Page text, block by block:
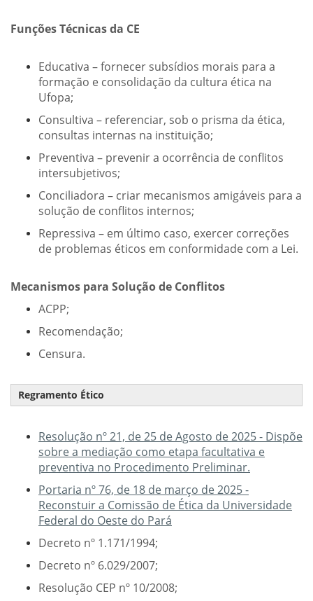
Funções Técnicas da CE
Educativa – fornecer subsídios morais para a
formação e consolidação da cultura ética na
Ufopa;
Consultiva – referenciar, sob o prisma da ética,
consultas internas na instituição;
Preventiva – prevenir a ocorrência de conflitos
intersubjetivos;
Conciliadora – criar mecanismos amigáveis para a
solução de conflitos internos;
Repressiva – em último caso, exercer correções
de problemas éticos em conformidade com a Lei.
Mecanismos para Solução de Conflitos
ACPP;
Recomendação;
Censura.
Regramento Ético
Resolução nº 21, de 25 de Agosto de 2025 - Dispõe
sobre a mediação como etapa facultativa e
preventiva no Procedimento Preliminar.
Portaria nº 76, de 18 de março de 2025 -
Reconstuir a Comissão de Ética da Universidade
Federal do Oeste do Pará
Decreto nº 1.171/1994;
Decreto nº 6.029/2007;
Resolução CEP nº 10/2008;